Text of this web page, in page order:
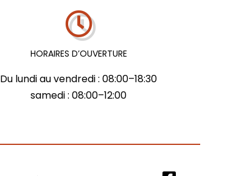
HORAIRES D’OUVERTURE
Du lundi au vendredi : 08:00–18:30
samedi : 08:00–12:00